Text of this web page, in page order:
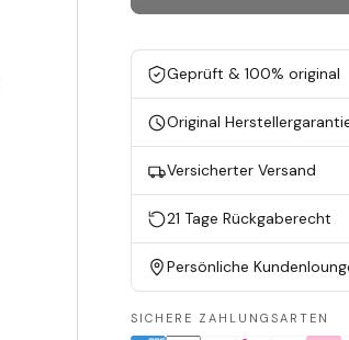
Geprüft & 100% original
Original
Versicherter Versand
21 Tage Rückgaberecht
Persönliche
SICHERE ZAHLUNGSARTEN